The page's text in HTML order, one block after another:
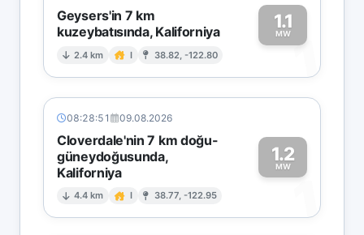
Geysers'in 7 km
kuzeybatısında, Kaliforniya
2.4 km I 38.82, -122.80
1.1
MW1
08:28:51 09.08.2026
Cloverdale'nin 7 km doğu-
güneydoğusunda,
Kaliforniya
4.4 km I 38.77, -122.95
1.2
MW
1